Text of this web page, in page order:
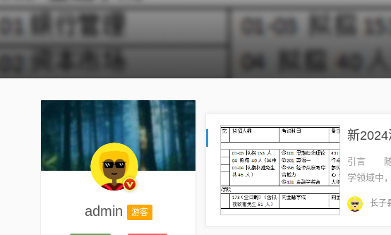
admin 游客
新
引言 随
学领域中
贡献。
长子